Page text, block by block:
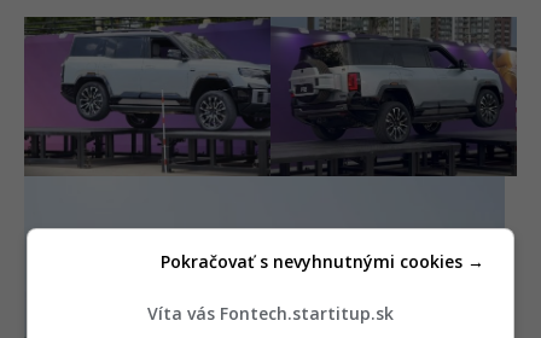
Víta vás Fontech.startitup.sk
Pokračovať s nevyhnutnými cookies →